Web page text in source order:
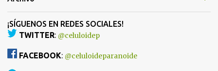
¡SÍGUENOS EN REDES SOCIALES!
TWITTER: @celuloidep
FACEBOOK: @celuloideparanoide